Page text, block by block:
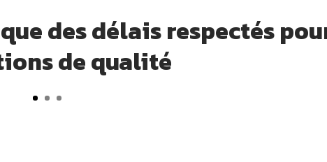
des délais respectés
de qualité